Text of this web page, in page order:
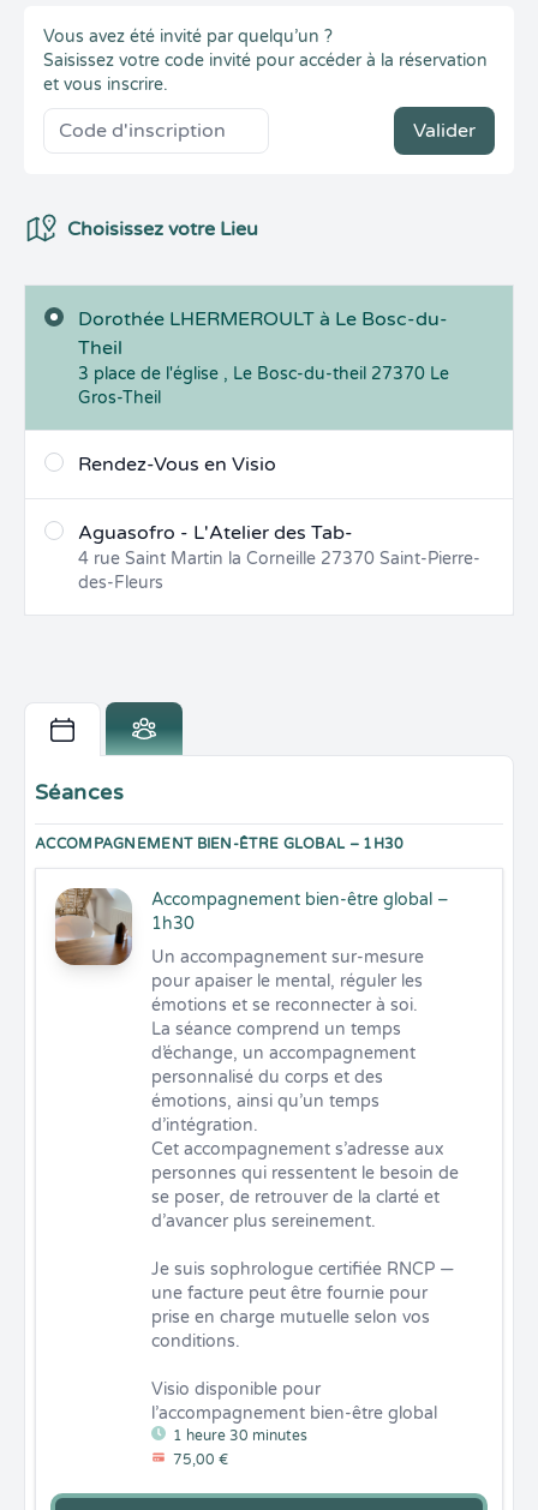
Vous avez été invité par quelqu’un ?
Saisissez votre code invité pour accéder à la réservation
et vous inscrire.
Valider
Choix du Lieux
Choisissez votre Lieu
Dorothée LHERMEROULT à Le Bosc-du-
Theil
3 place de l'église , Le Bosc-du-theil 27370 Le
Gros-Theil
Rendez-Vous en Visio
Aguasofro - L'Atelier des Tab-
4 rue Saint Martin la Corneille 27370 Saint-Pierre-
des-Fleurs
Séances
ACCOMPAGNEMENT BIEN-ÊTRE GLOBAL – 1H30
Accompagnement bien-être global –
1h30
1 heure 30 minutes
75,00 €
Un accompagnement sur-mesure
pour apaiser le mental, réguler les
émotions et se reconnecter à soi.
La séance comprend un temps
d’échange, un accompagnement
personnalisé du corps et des
émotions, ainsi qu’un temps
d’intégration.
Cet accompagnement s’adresse aux
personnes qui ressentent le besoin de
se poser, de retrouver de la clarté et
d’avancer plus sereinement.
Je suis sophrologue certifiée RNCP —
une facture peut être fournie pour
prise en charge mutuelle selon vos
conditions.
Visio disponible pour
l’accompagnement bien-être global